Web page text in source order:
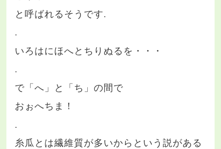
と呼ばれるそうです.
.
いろはにほへとちりぬるを・・・
.
で「へ」と「ち」の間で
おぉへちま！
.
糸瓜とは繊維質が多いからという説がある